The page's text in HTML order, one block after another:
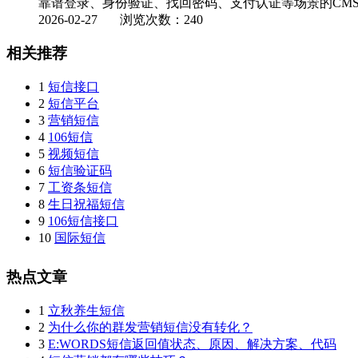
2026-02-27 浏览次数：240
相关推荐
1 短信接口
2 短信平台
3 营销短信
4 106短信
5 视频短信
6 短信验证码
7 工资条短信
8 生日祝福短信
9 106短信接口
10 国际短信
热点文章
1 立秋养生短信
2 为什么你的群发营销短信没有转化？
3 E:WORDS短信返回值状态、原因、解决方案、代码